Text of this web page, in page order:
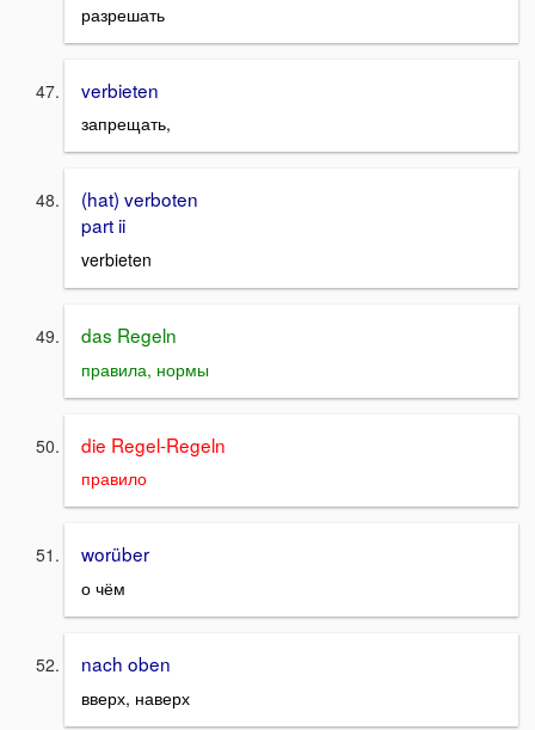
разрешать
verbieten
запрещать,
(hat) verboten
part ii
verbieten
das Regeln
правила, нормы
die Regel-Regeln
правило
worüber
о чём
nach oben
вверх, наверх